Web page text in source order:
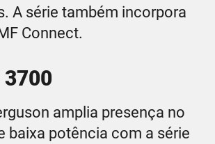
A série também incorpora
Connect.
3700
amplia presença no
baixa potência com a série